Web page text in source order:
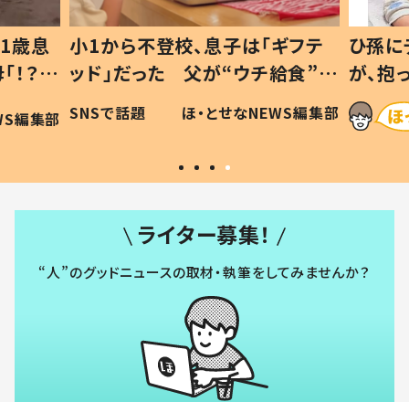
歳息
？」
編集部
小1から不登校、息子は「ギフテ
ッド」だった 父が“ウチ給食”を
作り続ける理由とは #令和の親
#令和の子
SNSで話題 ほ・とせなNEWS編集部
ひ孫
が、
「涙が
い」
ライター募集！
“人”のグッドニュースの取材・執筆をしてみませんか？